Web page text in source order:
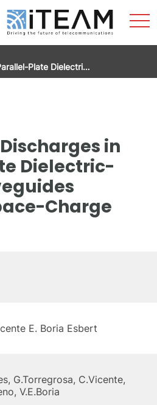
Plate Dielectri…
in
Dielectric-
Charge
E. Boria Esbert
G.Torregrosa, C.Vicente,
V.E.Boria